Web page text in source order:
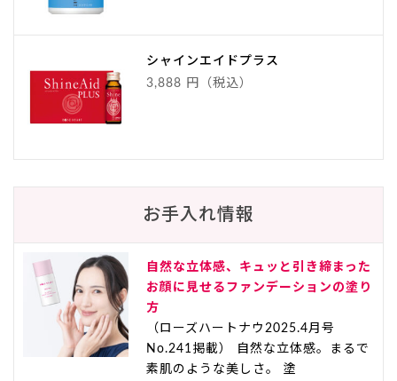
シャインエイドプラス
3,888 円（税込）
お手入れ情報
自然な立体感、キュッと引き締まった
お顔に見せるファンデーションの塗り
方
（ローズハートナウ2025.4月号
No.241掲載） 自然な立体感。まるで
素肌のような美しさ。 塗